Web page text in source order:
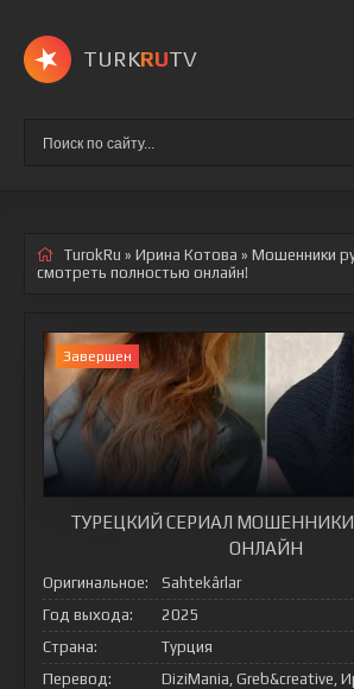
TURKRUTV
TurokRu » Ирина Котова » Мошенники
смотреть полностью онлайн!
Завершен
ТУРЕЦКИЙ СЕРИАЛ МОШЕННИКИ
ОНЛАЙН
Оригинальное:
Sahtekârlar
Год выхода:
2025
Страна:
Турция
Перевод:
DiziMania, Greb&creative,